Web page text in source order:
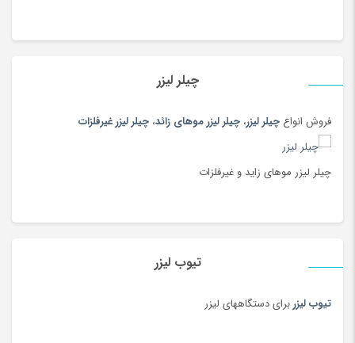
چیلر لیزر
فروش انواع چیلر لیزر، چیلر لیزر موهای زائد، چیلر لیزر غیرفلزات
چیلر لیزر موهای زاید و غیرفلزات
تیوب لیزر
تیوب لیزربرای دستگاههای لیزر
دارد و محصولاتی مانند کیف، کفش، کمربند، دستبند، دورفرمان، روکش
دستگاه لیزر پارچه:
برای برش انواع مختلف پارچه از جمله پارچه زبرا، پارچه رومیزی، ترمه و